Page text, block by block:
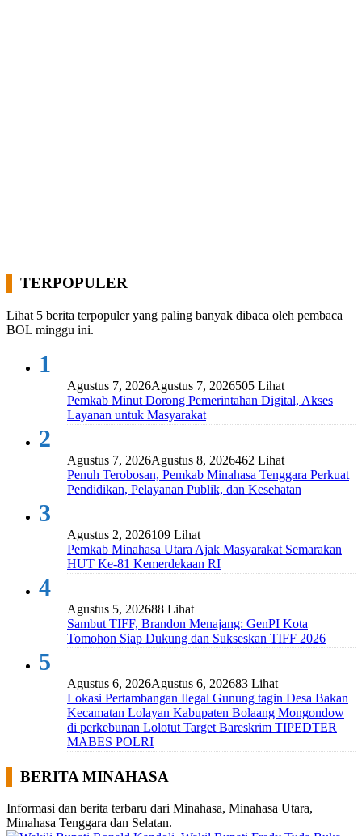
TERPOPULER
Lihat 5 berita terpopuler yang paling banyak dibaca oleh pembaca
BOL minggu ini.
1
Agustus 7, 2026Agustus 7, 2026505 Lihat
Pemkab Minut Dorong Pemerintahan Digital, Akses
Layanan untuk Masyarakat
2
Agustus 7, 2026Agustus 8, 2026462 Lihat
Penuh Terobosan, Pemkab Minahasa Tenggara Perkuat
Pendidikan, Pelayanan Publik, dan Kesehatan
3
Agustus 2, 2026109 Lihat
Pemkab Minahasa Utara Ajak Masyarakat Semarakan
HUT Ke-81 Kemerdekaan RI
4
Agustus 5, 202688 Lihat
Sambut TIFF, Brandon Menajang: ​GenPI Kota
Tomohon Siap Dukung dan Sukseskan TIFF 2026
5
Agustus 6, 2026Agustus 6, 202683 Lihat
Lokasi Pertambangan Ilegal Gunung tagin Desa Bakan
Kecamatan Lolayan Kabupaten Bolaang Mongondow
di perkebunan Lolotut Target Bareskrim TIPEDTER
MABES POLRI
BERITA MINAHASA
Informasi dan berita terbaru dari Minahasa, Minahasa Utara,
Minahasa Tenggara dan Selatan.